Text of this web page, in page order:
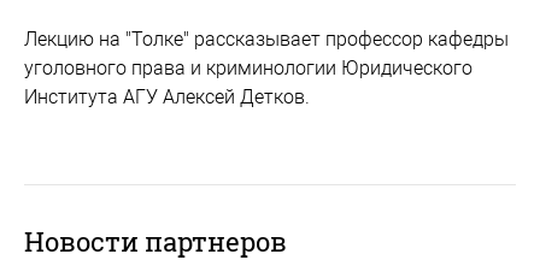
Лекцию на "Толке" рассказывает профессор кафедры
уголовного права и криминологии Юридического
Института АГУ Алексей Детков.
Новости партнеров